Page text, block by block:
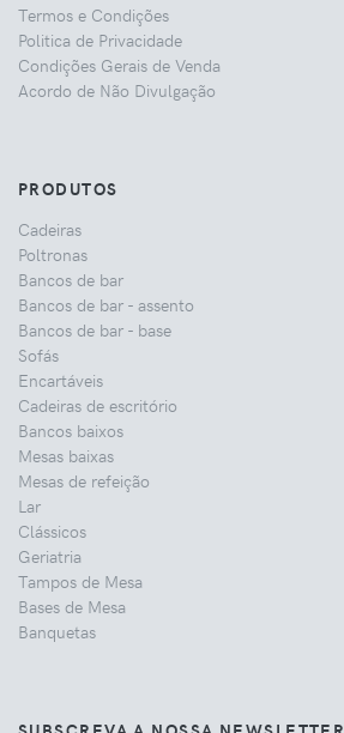
Termos e Condições
Politica de Privacidade
Condições Gerais de Venda
Acordo de Não Divulgação
PRODUTOS
Cadeiras
Poltronas
Bancos de bar
Bancos de bar - assento
Bancos de bar - base
Sofás
Encartáveis
Cadeiras de escritório
Bancos baixos
Mesas baixas
Mesas de refeição
Lar
Clássicos
Geriatria
Tampos de Mesa
Bases de Mesa
Banquetas